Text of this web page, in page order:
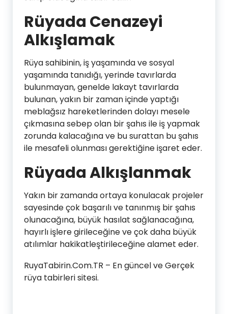
Rüyada Cenazeyi
Alkışlamak
Rüya sahibinin, iş yaşamında ve sosyal
yaşamında tanıdığı, yerinde tavırlarda
bulunmayan, genelde lakayt tavırlarda
bulunan, yakın bir zaman içinde yaptığı
meblağsız hareketlerinden dolayı mesele
çıkmasına sebep olan bir şahıs ile iş yapmak
zorunda kalacağına ve bu surattan bu şahıs
ile mesafeli olunması gerektiğine işaret eder.
Rüyada Alkışlanmak
Yakın bir zamanda ortaya konulacak projeler
sayesinde çok başarılı ve tanınmış bir şahıs
olunacağına, büyük hasılat sağlanacağına,
hayırlı işlere girileceğine ve çok daha büyük
atılımlar hakikatleştirileceğine alamet eder.
RuyaTabirin.Com.TR – En güncel ve Gerçek
rüya tabirleri sitesi.